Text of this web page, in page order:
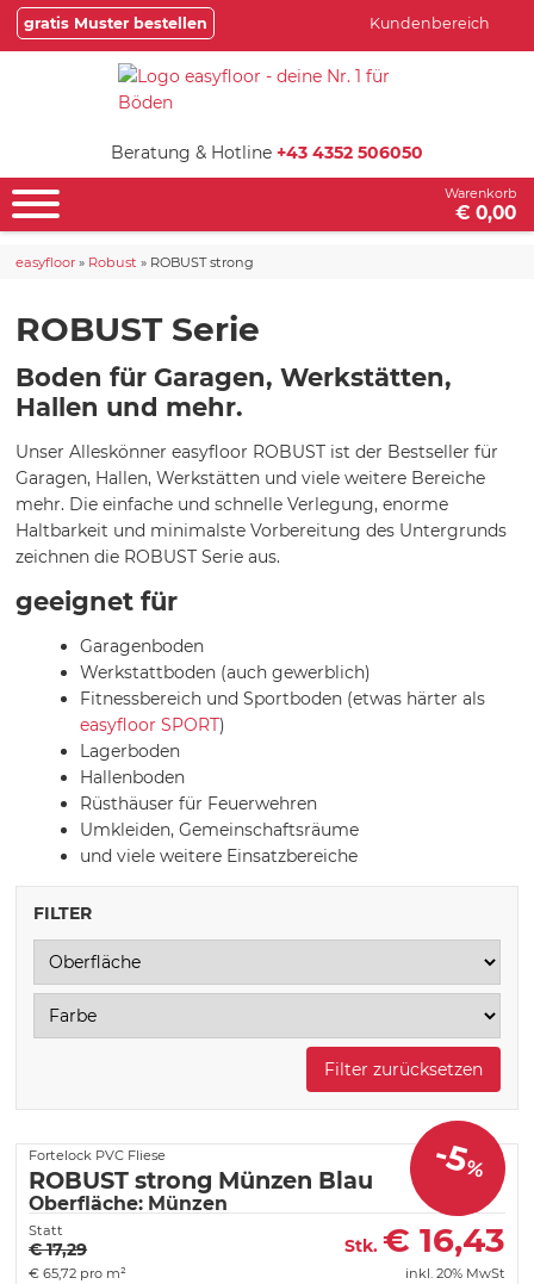
gratis Muster bestellen Kundenbereich
Beratung & Hotline +43 4352 506050
Warenkorb
€ 0,00
easyfloor » Robust » ROBUST strong
ROBUST Serie
Boden für Garagen, Werkstätten,
Hallen und mehr.
Unser Alleskönner easyfloor ROBUST ist der Bestseller für
Garagen, Hallen, Werkstätten und viele weitere Bereiche
mehr. Die einfache und schnelle Verlegung, enorme
Haltbarkeit und minimalste Vorbereitung des Untergrunds
zeichnen die ROBUST Serie aus.
geeignet für
Garagenboden
Werkstattboden (auch gewerblich)
Fitnessbereich und Sportboden (etwas härter als
easyfloor SPORT)
Lagerboden
Hallenboden
Rüsthäuser für Feuerwehren
Umkleiden, Gemeinschaftsräume
und viele weitere Einsatzbereiche
FILTER
Filter zurücksetzen
-5%
Fortelock PVC Fliese
ROBUST strong Münzen Blau
Oberfläche: Münzen
Statt
€ 17,29 Stk. € 16,43
€ 65,72 pro m² inkl. 20% MwSt